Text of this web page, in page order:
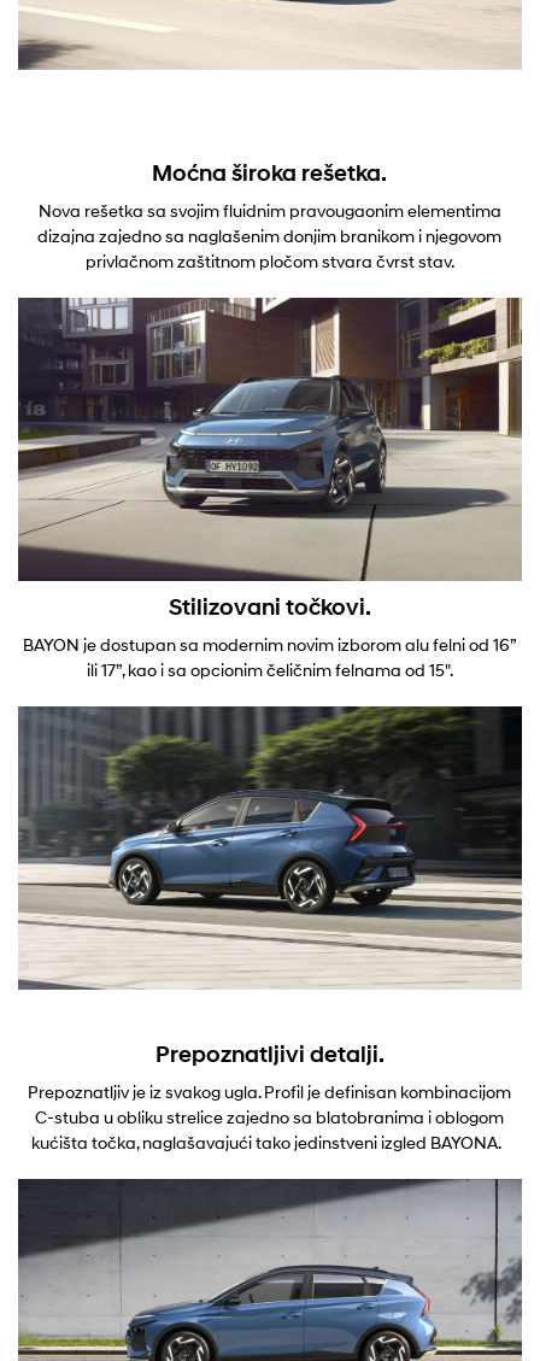
Moćna široka rešetka.
Nova rešetka sa svojim fluidnim pravougaonim elementima
dizajna zajedno sa naglašenim donjim branikom i njegovom
privlačnom zaštitnom pločom stvara čvrst stav.
Stilizovani točkovi.
BAYON je dostupan sa modernim novim izborom alu felni od 16”
ili 17”, kao i sa opcionim čeličnim felnama od 15".
Prepoznatljivi detalji.
Prepoznatljiv je iz svakog ugla. Profil je definisan kombinacijom
C-stuba u obliku strelice zajedno sa blatobranima i oblogom
kućišta točka, naglašavajući tako jedinstveni izgled BAYONA.